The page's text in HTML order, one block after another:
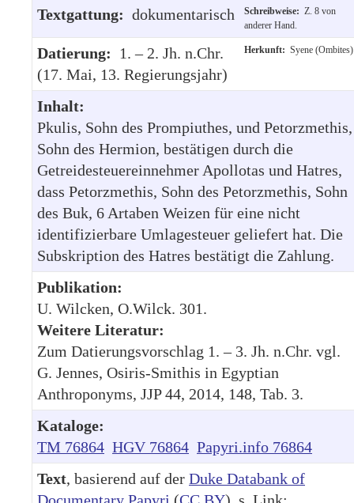
Textgattung: dokumentarisch Schreibweise: Z. 8 von
anderer Hand.
Datierung: 1. – 2. Jh. n.Chr.
(17. Mai, 13. Regierungsjahr)
Herkunft: Syene (Ombites)
Inhalt:
Pkulis, Sohn des Prompiuthes, und Petorzmethis,
Sohn des Hermion, bestätigen durch die
Getreidesteuereinnehmer Apollotas und Hatres,
dass Petorzmethis, Sohn des Petorzmethis, Sohn
des Buk, 6 Artaben Weizen für eine nicht
identifizierbare Umlagesteuer geliefert hat. Die
Subskription des Hatres bestätigt die Zahlung.
Publikation:
U. Wilcken, O.Wilck. 301.
Weitere Literatur:
Zum Datierungsvorschlag 1. – 3. Jh. n.Chr. vgl.
G. Jennes, Osiris-Smithis in Egyptian
Anthroponyms, JJP 44, 2014, 148, Tab. 3.
Kataloge:
TM 76864 HGV 76864 Papyri.info 76864
Text, basierend auf der Duke Databank of
Documentary Papyri (CC BY), s. Link: